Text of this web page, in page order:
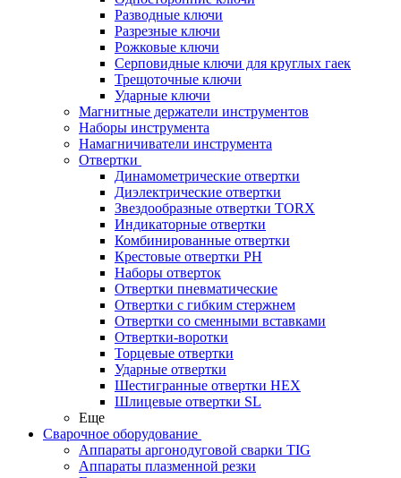
Разводные ключи
Разрезные ключи
Рожковые ключи
Серповидные ключи для круглых гаек
Трещоточные ключи
Ударные ключи
Магнитные держатели инструментов
Наборы инструмента
Намагничиватели инструмента
Отвертки
Динамометрические отвертки
Диэлектрические отвертки
Звездообразные отвертки TORX
Индикаторные отвертки
Комбинированные отвертки
Крестовые отвертки PH
Наборы отверток
Отвертки пневматические
Отвертки с гибким стержнем
Отвертки со сменными вставками
Отвертки-воротки
Торцевые отвертки
Ударные отвертки
Шестигранные отвертки HEX
Шлицевые отвертки SL
Еще
Сварочное оборудование
Аппараты аргонодуговой сварки TIG
Аппараты плазменной резки